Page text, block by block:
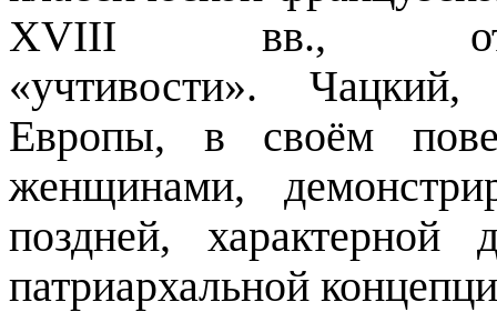
XVIII вв.,
«учтивости».
Европы, в своём
женщинами,
поздней, характерной
патриархальной